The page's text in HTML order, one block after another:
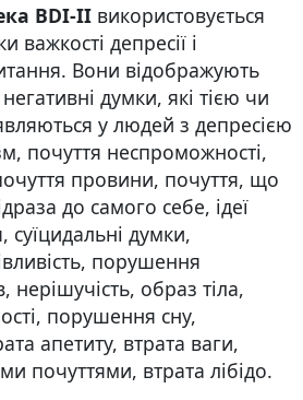
BDI-II використовується
важкості депресії і
Вони відображують
думки, які тією чи
у людей з депресією
почуття неспроможності,
провини, почуття, що
до самого себе, ідеї
думки,
порушення
нерішучість, образ тіла,
порушення сну,
апетиту, втрата ваги,
почуттями, втрата лібідо.